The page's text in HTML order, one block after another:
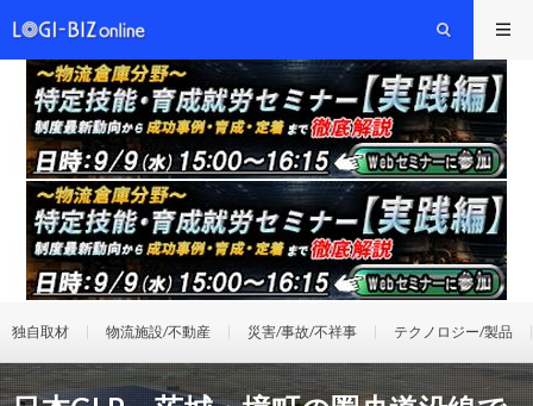
独自取材 物流施設/不動産 災害/事故/不祥事 テクノロジー/製品